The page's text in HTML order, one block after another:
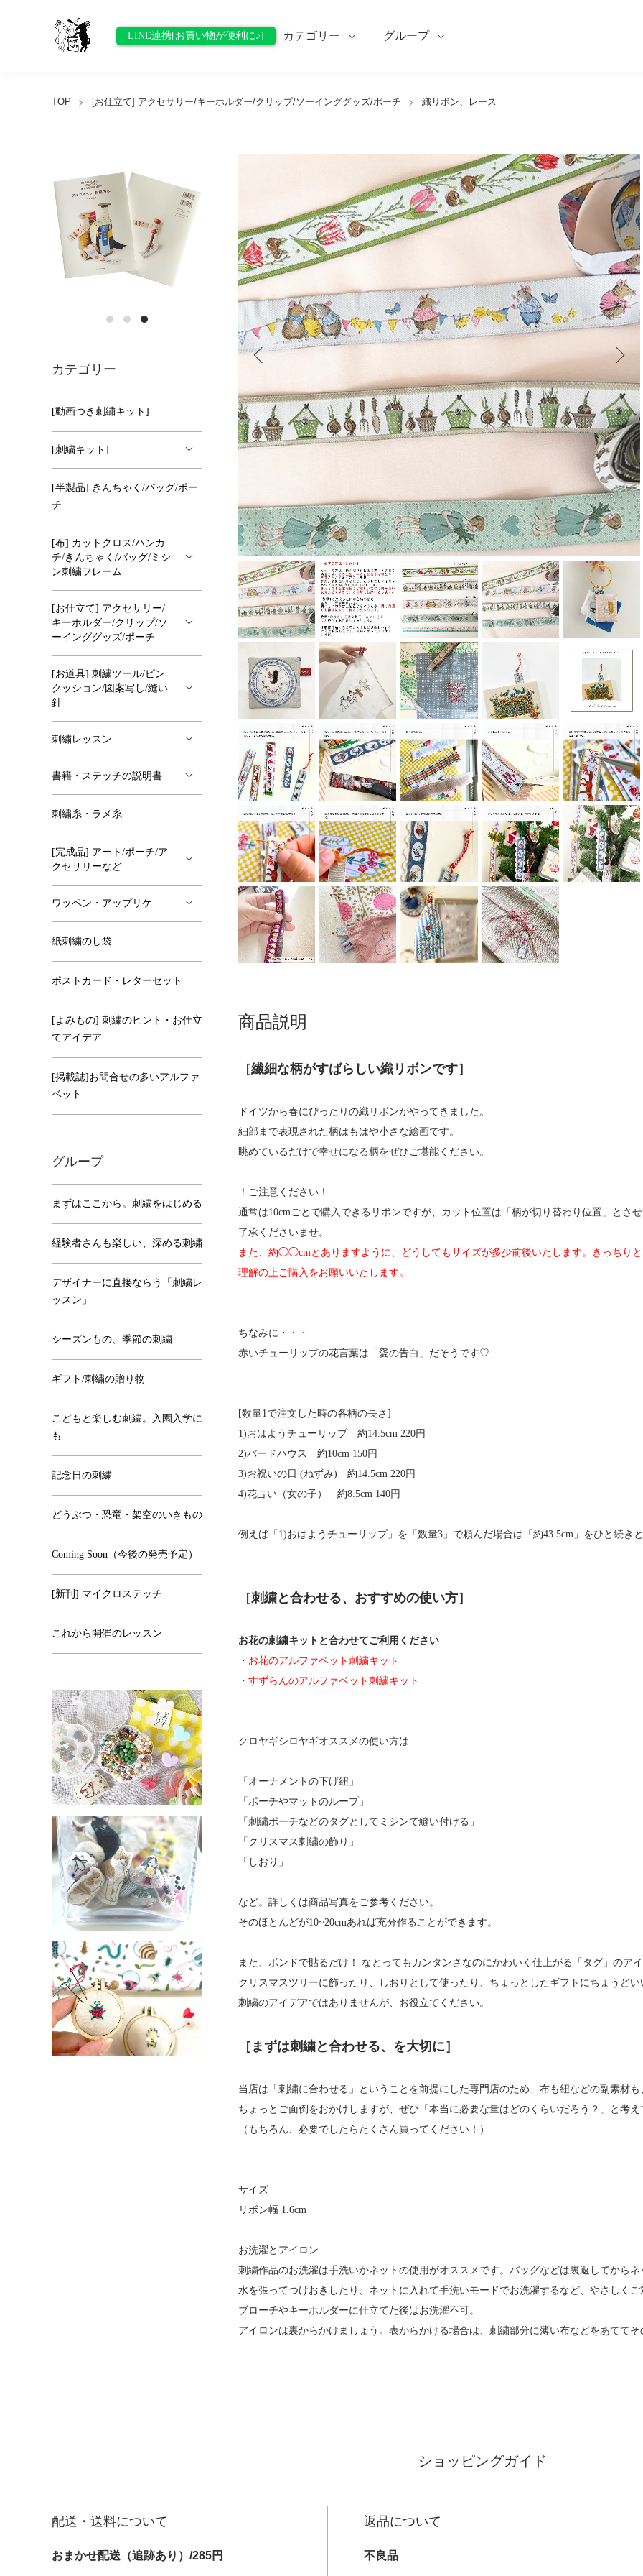
LINE連携[お買い物が便利に♪] カテゴリー グループ
TOP [お仕立て] アクセサリー/キーホルダー/クリップ/ソーインググッズ/ポーチ 織リボン、レース
商品説明
［繊細な柄がすばらしい織リボンです］
ドイツから春にぴったりの織リボンがやってきました。
細部まで表現された柄はもはや小さな絵画です。
眺めているだけで幸せになる柄をぜひご堪能ください。
！ご注意ください！
通常は10cmごとで購入できるリボンですが、カット位置は「柄が切り替わり位置」とさ
了承くださいませ。
また、約◯◯cmとありますように、どうしてもサイズが多少前後いたします。きっちり
理解の上ご購入をお願いいたします。
ちなみに・・・
赤いチューリップの花言葉は「愛の告白」だそうです♡
[数量1で注文した時の各柄の長さ]
1)おはようチューリップ 約14.5cm 220円
2)バードハウス 約10cm 150円
3)お祝いの日 (ねずみ) 約14.5cm 220円
4)花占い（女の子） 約8.5cm 140円
例えば「1)おはようチューリップ」を「数量3」で頼んだ場合は「約43.5cm」をひと続き
［刺繍と合わせる、おすすめの使い方］
お花の刺繍キットと合わせてご利用ください
・ お花のアルファベット刺繍キット
・ すずらんのアルファベット刺繍キット
クロヤギシロヤギオススメの使い方は
「オーナメントの下げ紐」
「ポーチやマットのループ」
「刺繍ポーチなどのタグとしてミシンで縫い付ける」
「クリスマス刺繍の飾り」
「しおり」
など。詳しくは商品写真をご参考ください。
そのほとんどが10~20cmあれば充分作ることができます。
また、ボンドで貼るだけ！ なとってもカンタンさなのにかわいく仕上がる「タグ」のア
クリスマスツリーに飾ったり、しおりとして使ったり、ちょっとしたギフトにちょうどい
刺繍のアイデアではありませんが、お役立てください。
［まずは刺繍と合わせる、を大切に］
当店は「刺繍に合わせる」ということを前提にした専門店のため、布も紐などの副素材
ちょっとご面倒をおかけしますが、ぜひ「本当に必要な量はどのくらいだろう？」と考え
（もちろん、必要でしたらたくさん買ってください！）
サイズ
リボン幅 1.6cm
お洗濯とアイロン
刺繍作品のお洗濯は手洗いかネットの使用がオススメです。バッグなどは裏返してから
水を張ってつけおきしたり、ネットに入れて手洗いモードでお洗濯するなど、やさしくご
ブローチやキーホルダーに仕立てた後はお洗濯不可。
アイロンは裏からかけましょう。表からかける場合は、刺繍部分に薄い布などをあててそ
カテゴリー
[動画つき刺繍キット]
[刺繍キット]
[半製品] きんちゃく/バッグ/ポー
チ
[布] カットクロス/ハンカ
チ/きんちゃく/バッグ/ミシ
ン刺繍フレーム
[お仕立て] アクセサリー/
キーホルダー/クリップ/ソ
ーインググッズ/ポーチ
[お道具] 刺繍ツール/ピン
クッション/図案写し/縫い
針
刺繍レッスン
書籍・ステッチの説明書
刺繍糸・ラメ糸
[完成品] アート/ポーチ/ア
クセサリーなど
ワッペン・アップリケ
紙刺繍のし袋
ポストカード・レターセット
[よみもの] 刺繍のヒント・お仕立
てアイデア
[掲載誌]お問合せの多いアルファ
ベット
グループ
まずはここから。刺繍をはじめる
経験者さんも楽しい、深める刺繍
デザイナーに直接ならう「刺繍レ
ッスン」
シーズンもの、季節の刺繍
ギフト/刺繍の贈り物
こどもと楽しむ刺繍。入園入学に
も
記念日の刺繍
どうぶつ・恐竜・架空のいきもの
Coming Soon（今後の発売予定）
[新刊] マイクロステッチ
これから開催のレッスン
ショッピングガイド
配送・送料について
おまかせ配送（追跡あり）/285円
返品について
不良品